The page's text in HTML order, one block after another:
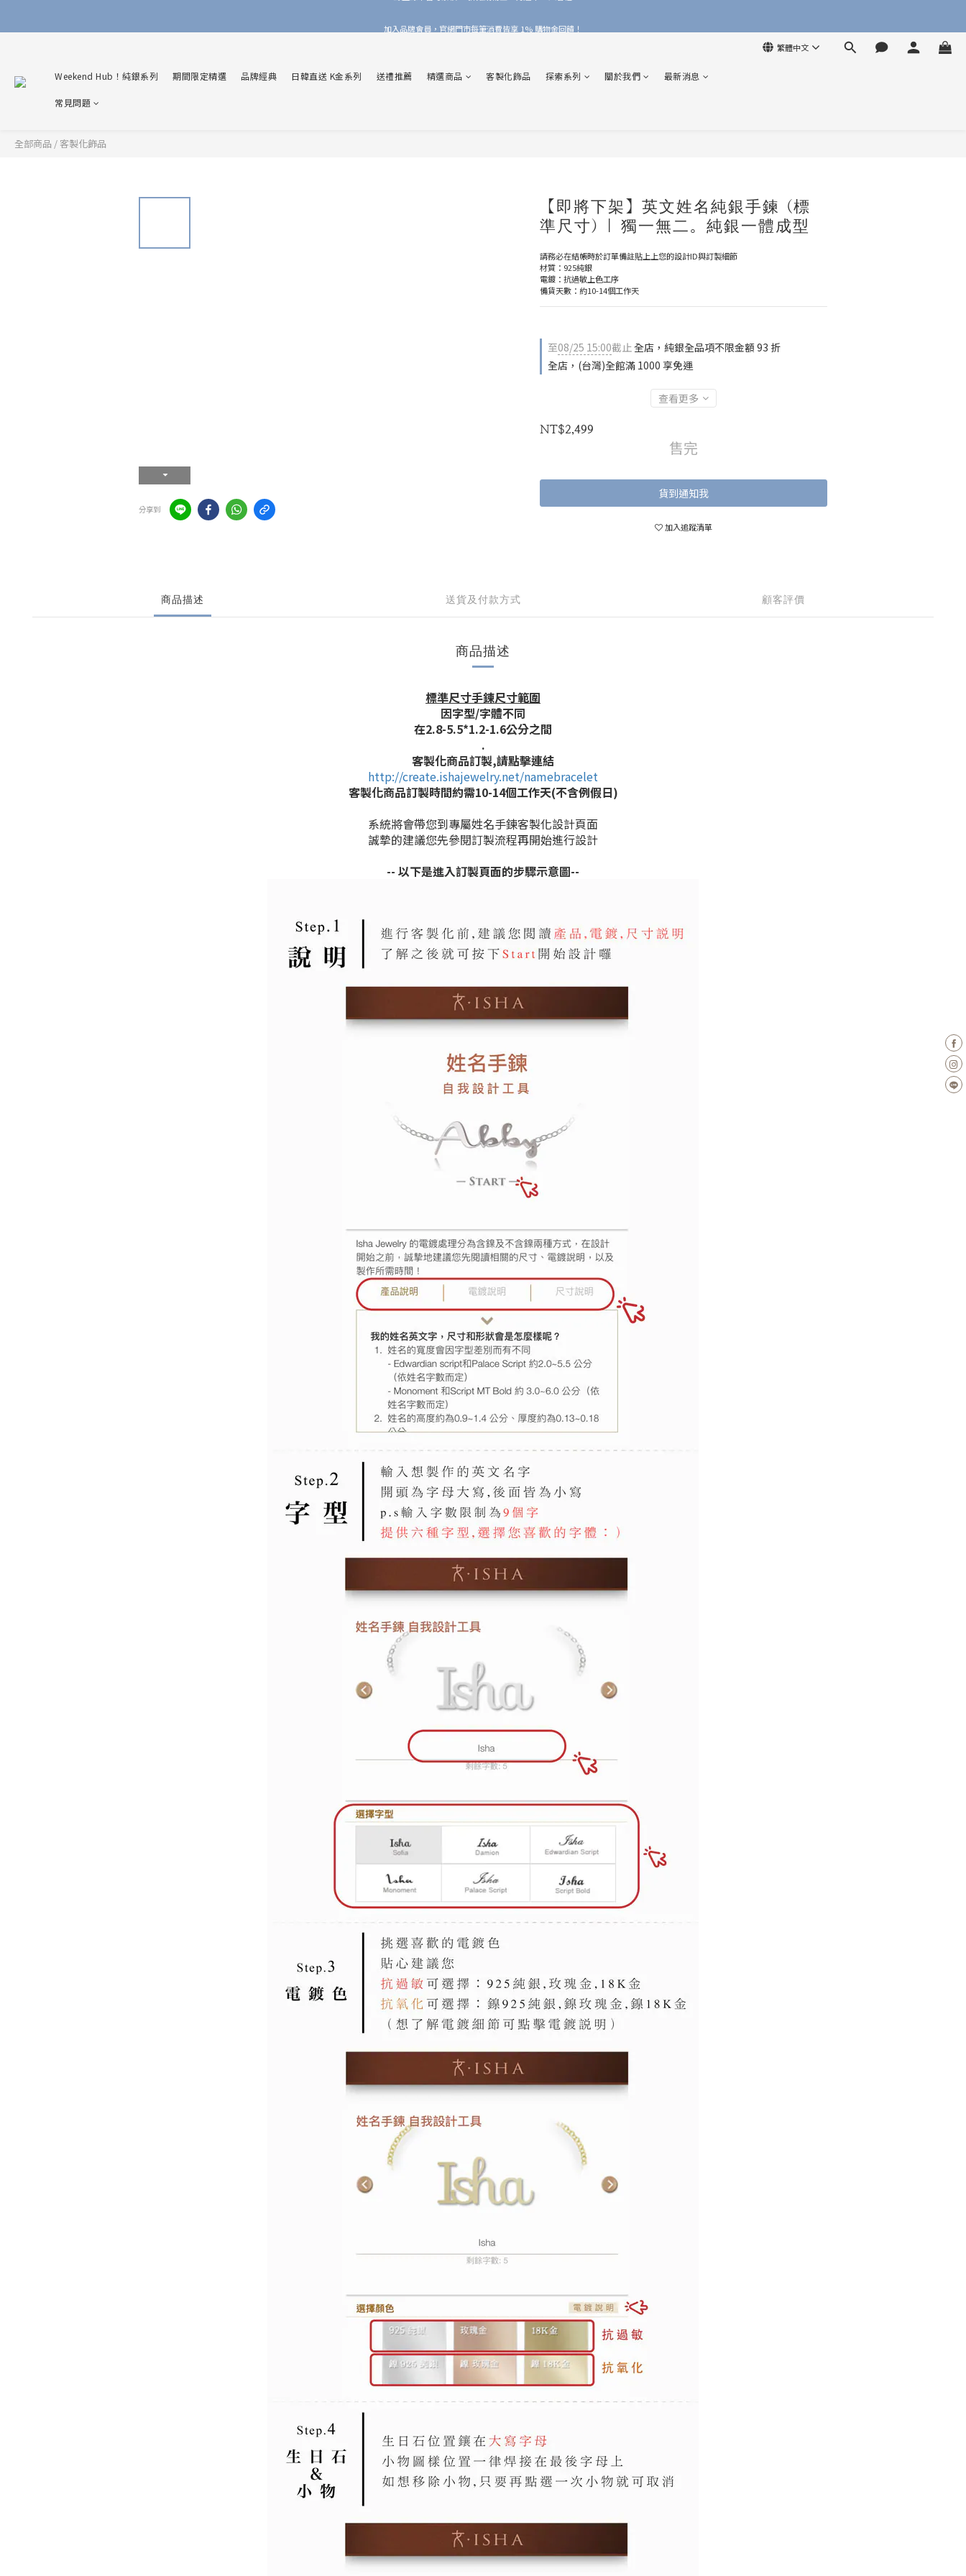
加入品牌會員，官網門市每筆消費皆享 1% 購物金回饋！
繁體中文
Weekend Hub！純銀系列 期間限定精選 品牌經典 日韓直送 K金系列 送禮推薦 精選商品 客製化飾品 探索系列 關於我們 最新消息
常見問題
全部商品 / 客製化飾品
分享到
【即將下架】英文姓名純銀手鍊 (標
準尺寸) | 獨一無二。純銀一體成型
請務必在結帳時於訂單備註貼上上您的設計ID與訂製細節
材質：925純銀
電鍍：抗過敏上色工序
備貨天數：約10-14個工作天
至08/25 15:00截止全店，純銀全品項不限金額 93 折
全店，(台灣)全館滿 1000 享免運
查看更多
NT$2,499
售完
貨到通知我
加入追蹤清單
商品描述 送貨及付款方式 顧客評價
商品描述
標準尺寸手鍊尺寸範圍
因字型/字體不同
在2.8-5.5*1.2-1.6公分之間
.
客製化商品訂製,請點擊連結
http://create.ishajewelry.net/namebracelet
客製化商品訂製時間約需10-14個工作天(不含例假日)
系統將會帶您到專屬姓名手鍊客製化設計頁面
誠摯的建議您先參閱訂製流程再開始進行設計
-- 以下是進入訂製頁面的步驟示意圖--